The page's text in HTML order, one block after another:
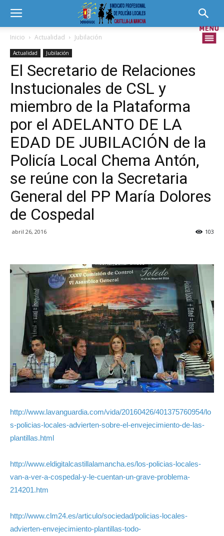
Inicio Actualidad Jubilación
Actualidad Jubilación
El Secretario de Relaciones
Instucionales de CSL y
miembro de la Plataforma
por el ADELANTO DE LA
EDAD DE JUBILACIÓN de la
Policía Local Chema Antón,
se reúne con la Secretaria
General del PP María Dolores
de Cospedal
abril 26, 2016 103
http://www.lavanguardia.com/vida/20160426/401375760954/lo
s-policias-locales-advierten-sobre-el-envejecimiento-de-las-
plantillas.html
http://www.eldigitalcastillalamancha.es/los-policias-locales-
van-a-ver-a-cospedal-y-le-cuentan-un-grave-problema-
214201.htm
http://www.clm24.es/articulo/sociedad/policias-locales-
advierten-envejecimiento-plantillas-todo-